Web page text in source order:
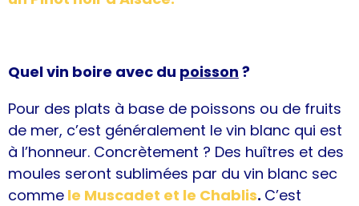
Quel vin boire avec du poisson ?
Pour des plats à base de poissons ou de fruits
de mer, c’est généralement le vin blanc qui est
à l’honneur. Concrètement ? Des huîtres et des
moules seront sublimées par du vin blanc sec
comme le Muscadet et le Chablis. C’est